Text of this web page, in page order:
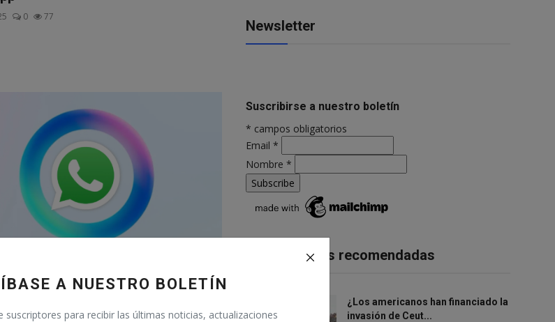
A NUESTRO BOLETÍN
suscriptores para recibir las últimas noticias, actualizaciones
0 77
la IA de WhatsApp: ¿es
Met...
0 74
Newsletter
Suscribirse a nuestro boletín
* campos obligatorios
Email *
Nombre *
Publicaciones recomendadas
¿Los americanos han financiado la
invasión de Ceut...